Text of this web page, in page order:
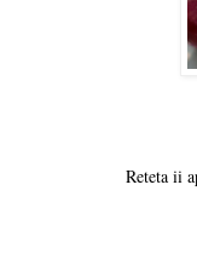
Reteta ii